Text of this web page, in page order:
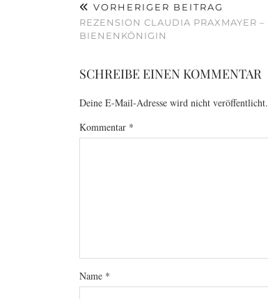
VORHERIGER BEITRAG
REZENSION CLAUDIA PRAXMAYER –
BIENENKÖNIGIN
SCHREIBE EINEN KOMMENTAR
Deine E-Mail-Adresse wird nicht veröffentlicht.
Kommentar *
Name *